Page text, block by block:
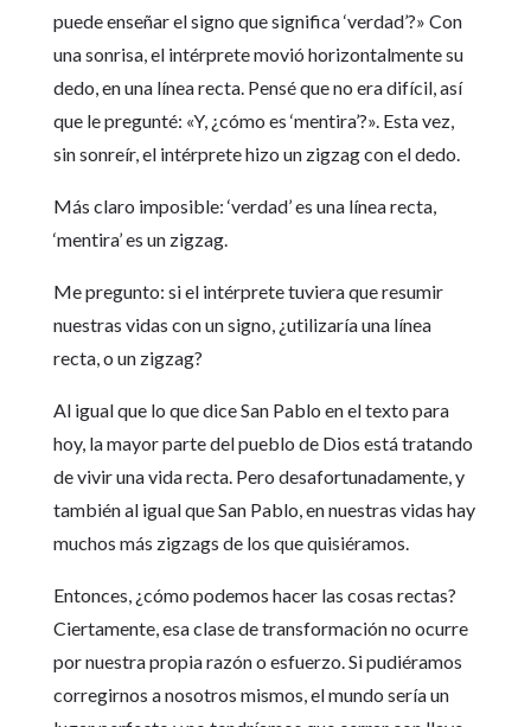
puede enseñar el signo que significa ‘verdad’?» Con
una sonrisa, el intérprete movió horizontalmente su
dedo, en una línea recta. Pensé que no era difícil, así
que le pregunté: «Y, ¿cómo es ‘mentira’?». Esta vez,
sin sonreír, el intérprete hizo un zigzag con el dedo.
Más claro imposible: ‘verdad’ es una línea recta,
‘mentira’ es un zigzag.
Me pregunto: si el intérprete tuviera que resumir
nuestras vidas con un signo, ¿utilizaría una línea
recta, o un zigzag?
Al igual que lo que dice San Pablo en el texto para
hoy, la mayor parte del pueblo de Dios está tratando
de vivir una vida recta. Pero desafortunadamente, y
también al igual que San Pablo, en nuestras vidas hay
muchos más zigzags de los que quisiéramos.
Entonces, ¿cómo podemos hacer las cosas rectas?
Ciertamente, esa clase de transformación no ocurre
por nuestra propia razón o esfuerzo. Si pudiéramos
corregirnos a nosotros mismos, el mundo sería un